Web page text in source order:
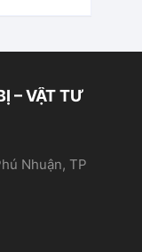
– VẬT TƯ
Nhuận, TP